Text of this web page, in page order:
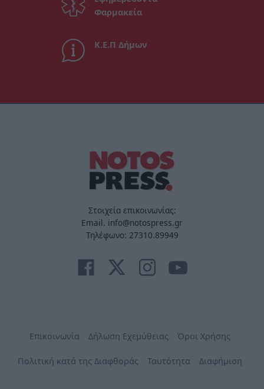
Φαρμακεία
Κ.Ε.Π Δήμων
Στοιχεία επικοινωνίας:
Email. info@notospress.gr
Τηλέφωνο: 27310.89949
Επικοινωνία Δήλωση Εχεμύθειας Όροι Χρήσης
Πολιτική κατά της Διαφθοράς Ταυτότητα Διαφήμιση